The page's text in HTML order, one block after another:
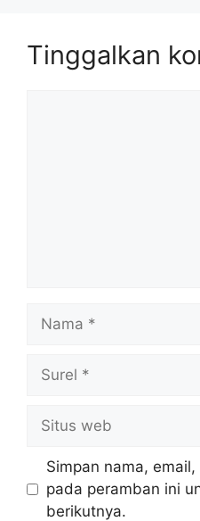
Tinggalkan
web
Simpan nama,
pada peramban ini
berikutnya.